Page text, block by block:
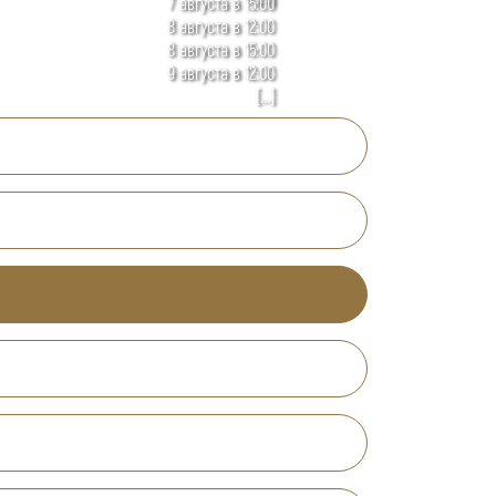
8 августа в 12:00
8 августа в 15:00
9 августа в 12:00
[...]